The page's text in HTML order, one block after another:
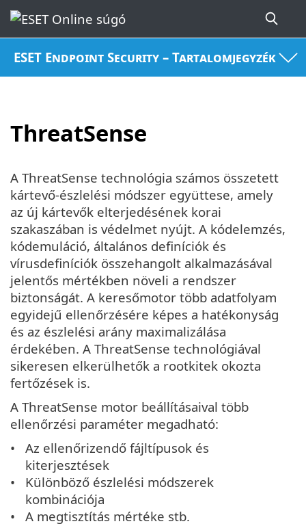
ESET Endpoint Security – Tartalomjegyzék
ThreatSense
A ThreatSense technológia számos összetett
kártevő-észlelési módszer együttese, amely
az új kártevők elterjedésének korai
szakaszában is védelmet nyújt. A kódelemzés,
kódemuláció, általános definíciók és
vírusdefiníciók összehangolt alkalmazásával
jelentős mértékben növeli a rendszer
biztonságát. A keresőmotor több adatfolyam
egyidejű ellenőrzésére képes a hatékonyság
és az észlelési arány maximalizálása
érdekében. A ThreatSense technológiával
sikeresen elkerülhetők a rootkitek okozta
fertőzések is.
A ThreatSense motor beállításaival több
ellenőrzési paraméter megadható:
Az ellenőrizendő fájltípusok és
kiterjesztések
Különböző észlelési módszerek
kombinációja
A megtisztítás mértéke stb.